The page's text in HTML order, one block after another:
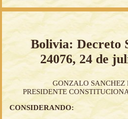
Bolivia: Decreto
24076, 24 de
GONZALO SANCHEZ
PRESIDENTE
CONSIDERANDO: